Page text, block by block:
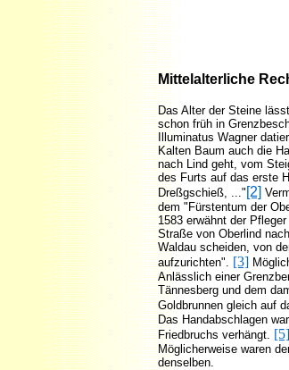
Mittelalterliche
Das Alter der Steine
schon früh in
Illuminatus Wagner
Kalten Baum auch die
nach Lind geht, vom
des Furts auf das erste
Dreßgschieß, ..." [2]
dem "Fürstentum der
1583 erwähnt der
Straße von Oberlind
Waldau scheiden, von
aufzurichten". [3]
Anlässlich einer
Tännesberg und dem
Goldbrunnen gleich auf
Das Handabschlagen
Friedbruchs verhängt. [5]
Möglicherweise waren
denselben.